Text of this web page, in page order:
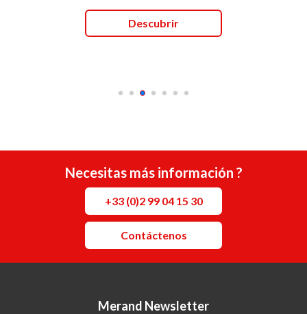
Descubrir
Necesitas más información ?
+33 (0)2 99 04 15 30
Contáctenos
Merand Newsletter